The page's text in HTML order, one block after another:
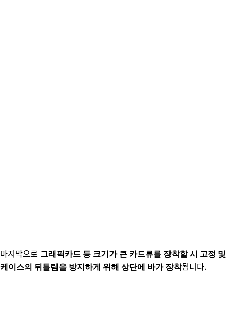
마지막으로 그래픽카드 등 크기가 큰 카드류를 장착할 시 고정 및
케이스의 뒤틀림을 방지하게 위해 상단에 바가 장착됩니다.